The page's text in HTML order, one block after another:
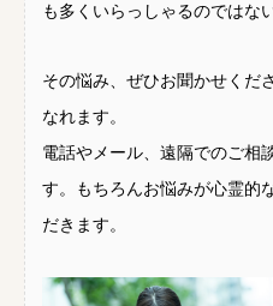
も多くいらっしゃるのではな
その悩み、ぜひお聞かせくだ
なれます。
電話やメール、遠隔でのご相
す。もちろんお悩みが心霊的
だきます。